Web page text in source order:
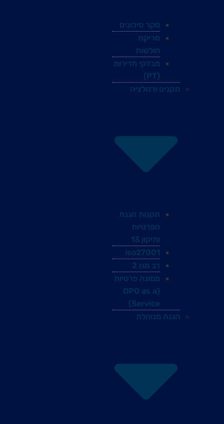
סקר סיכונים
סריקת
חולשות
מבדקי חדירות
(PT)
תקנים ורגולציה
תקנות הגנת
הפרטיות
ותיקון 13
iso27001
רב מגן 2
ממונה פרטיות
(DPO as a
Service)
הגנה מנוהלת